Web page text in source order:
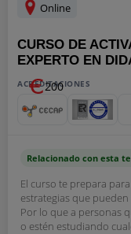
Online
CURSO DE
EXPERTO EN
200
ACREDITACIONES
Relacionado con esta
El curso te prepara
estrategias que
Por lo que a personas
o estén estudiando